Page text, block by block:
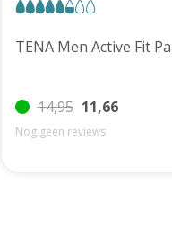
14,95 11,66
Nog geen reviews